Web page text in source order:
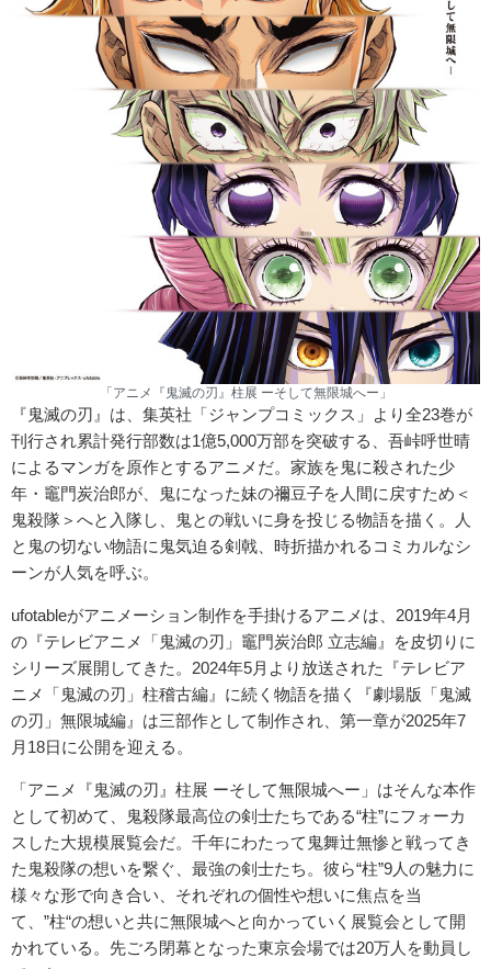
「アニメ『鬼滅の刃』柱展 ーそして無限城へー」
『鬼滅の刃』は、集英社「ジャンプコミックス」より全23巻が
刊行され累計発行部数は1億5,000万部を突破する、吾峠呼世晴
によるマンガを原作とするアニメだ。家族を鬼に殺された少
年・竈門炭治郎が、鬼になった妹の禰豆子を人間に戻すため＜
鬼殺隊＞へと入隊し、鬼との戦いに身を投じる物語を描く。人
と鬼の切ない物語に鬼気迫る剣戟、時折描かれるコミカルなシ
ーンが人気を呼ぶ。
ufotableがアニメーション制作を手掛けるアニメは、2019年4月
の『テレビアニメ「鬼滅の刃」竈門炭治郎 立志編』を皮切りに
シリーズ展開してきた。2024年5月より放送された『テレビア
ニメ「鬼滅の刃」柱稽古編』に続く物語を描く『劇場版「鬼滅
の刃」無限城編』は三部作として制作され、第一章が2025年7
月18日に公開を迎える。
「アニメ『鬼滅の刃』柱展 ーそして無限城へー」はそんな本作
として初めて、鬼殺隊最高位の剣士たちである“柱”にフォーカ
スした大規模展覧会だ。千年にわたって鬼舞辻無惨と戦ってき
た鬼殺隊の想いを繋ぐ、最強の剣士たち。彼ら“柱”9人の魅力に
様々な形で向き合い、それぞれの個性や想いに焦点を当
て、”柱“の想いと共に無限城へと向かっていく展覧会として開
かれている。先ごろ閉幕となった東京会場では20万人を動員し